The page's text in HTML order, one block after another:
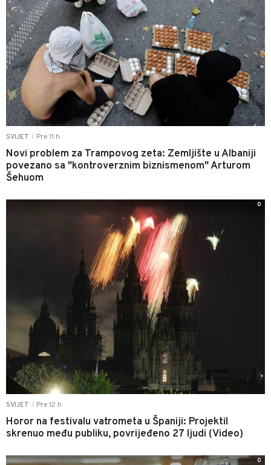
SVIJET Pre 11 h
Novi problem za Trampovog zeta: Zemljište u Albaniji
povezano sa "kontroverznim biznismenom" Arturom
Šehuom
SVIJET Pre 12 h
Horor na festivalu vatrometa u Španiji: Projektil
skrenuo među publiku, povrijeđeno 27 ljudi (Video)
0
0